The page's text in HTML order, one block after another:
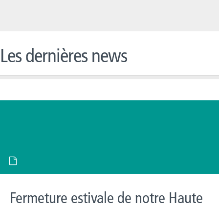
Les dernières news
Fermeture estivale de notre Haute